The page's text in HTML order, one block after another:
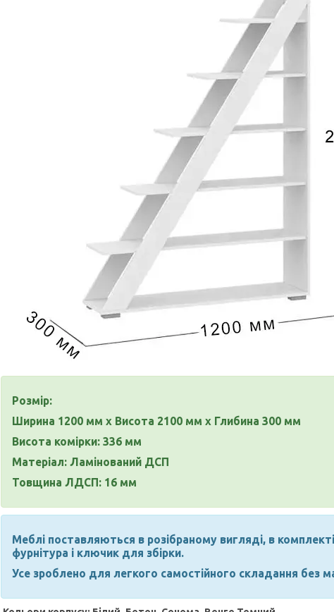
Розмір:
Ширина 1200 мм х Висота 2100 мм х Глибина 300 мм
Висота комірки: 336 мм
Матеріал: Ламінований ДСП
Товщина ЛДСП: 16 мм
Меблі поставляються в розібраному вигляді, в
фурнітура і ключик для збірки.
Усе зроблено для легкого самостійного складання без